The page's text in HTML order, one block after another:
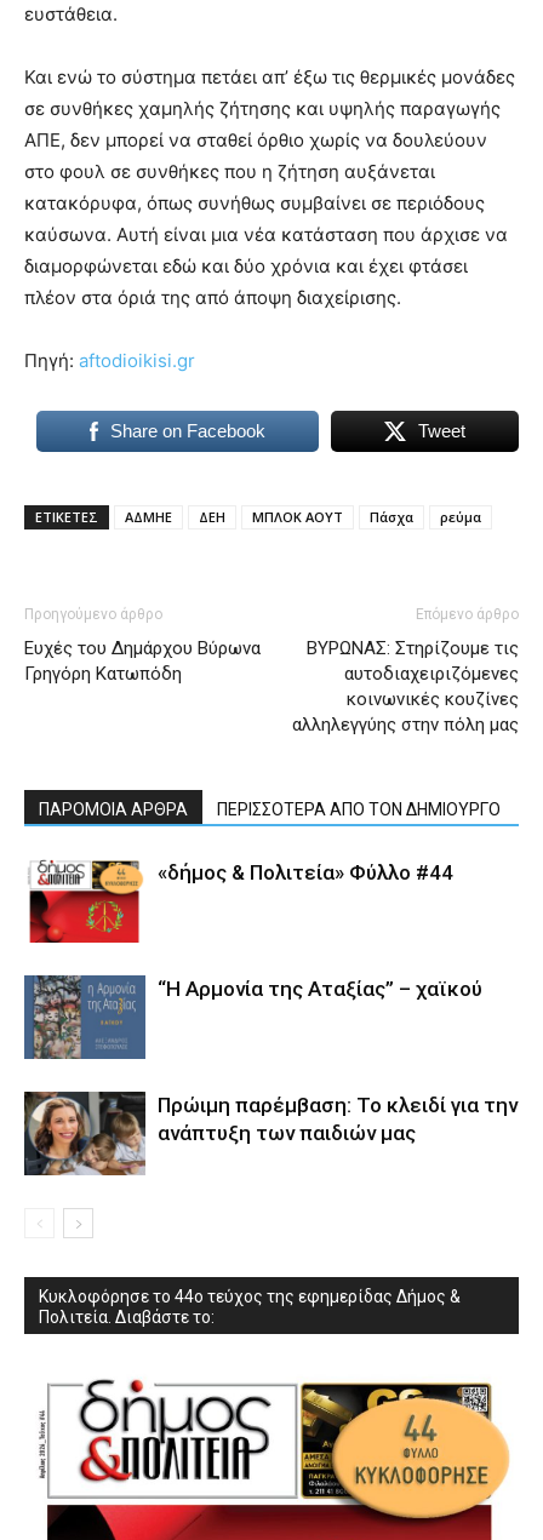
ευστάθεια.
Και ενώ το σύστημα πετάει απ’ έξω τις θερμικές μονάδες
σε συνθήκες χαμηλής ζήτησης και υψηλής παραγωγής
ΑΠΕ, δεν μπορεί να σταθεί όρθιο χωρίς να δουλεύουν
στο φουλ σε συνθήκες που η ζήτηση αυξάνεται
κατακόρυφα, όπως συνήθως συμβαίνει σε περιόδους
καύσωνα. Αυτή είναι μια νέα κατάσταση που άρχισε να
διαμορφώνεται εδώ και δύο χρόνια και έχει φτάσει
πλέον στα όριά της από άποψη διαχείρισης.
Πηγή: aftodioikisi.gr
Share on Facebook Tweet
ΕΤΙΚΕΤΕΣ ΑΔΜΗΕ ΔΕΗ ΜΠΛΟΚ ΑΟΥΤ Πάσχα ρεύμα
Προηγούμενο άρθρο
Ευχές του Δημάρχου Βύρωνα
Γρηγόρη Κατωπόδη
Επόμενο άρθρο
ΒΥΡΩΝΑΣ: Στηρίζουμε τις
αυτοδιαχειριζόμενες
κοινωνικές κουζίνες
αλληλεγγύης στην πόλη μας
ΠΑΡΟΜΟΙΑ ΑΡΘΡΑ ΠΕΡΙΣΣΟΤΕΡΑ ΑΠΟ ΤΟΝ ΔΗΜΙΟΥΡΓΟ
«δήμος & Πολιτεία» Φύλλο #44
“Η Αρμονία της Αταξίας” – χαϊκού
Πρώιμη παρέμβαση: Το κλειδί για την
ανάπτυξη των παιδιών µας
Κυκλοφόρησε το 44ο τεύχος της εφημερίδας Δήμος &
Πολιτεία. Διαβάστε το: